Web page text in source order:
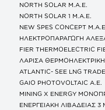
NORTH SOLAR M.Α.Ε.
NORTH SOLAR 1 M.Α.Ε.
NEW SPES CONCEPT Μ.Α.Ε.
ΗΛΕΚΤΡΟΠΑΡΑΓΩΓΗ
FIER THERMOELECTRIC
ΛΑΡΙΣΑ ΘΕΡΜΟΗΛΕΚΤΡΙΚΗ
ATLANTIC- SEE LNG
GAIO PHOTOVOLTAIC Α.Ε.
MINING X ENERGY
ΕΝΕΡΓΕΙΑΚΗ ΛΙΒΑΔΕΙΑΣ